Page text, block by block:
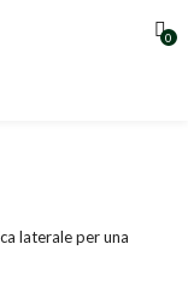
0
laterale per una